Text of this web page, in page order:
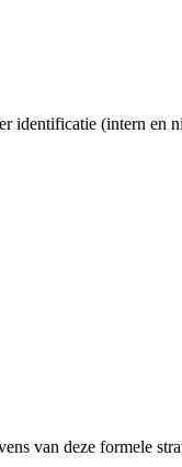
identificatie (intern en
van deze formele